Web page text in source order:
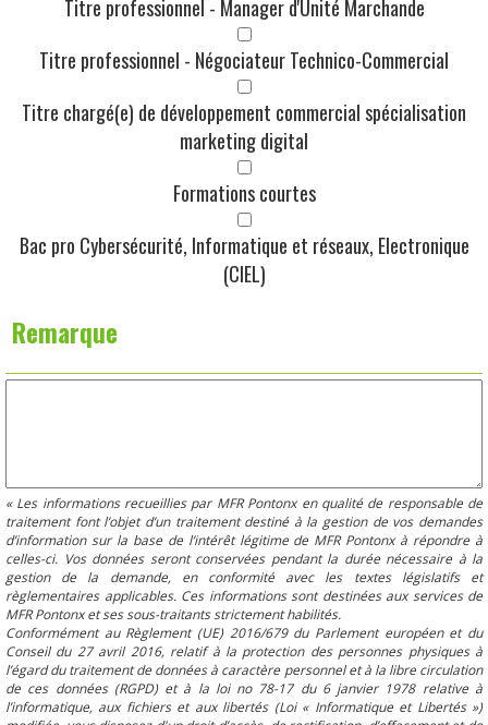
Titre professionnel - Manager d'Unité Marchande
Titre professionnel - Négociateur Technico-Commercial
Titre chargé(e) de développement commercial spécialisation
marketing digital
Formations courtes
Bac pro Cybersécurité, Informatique et réseaux, Electronique
(CIEL)
Remarque
« Les informations recueillies par MFR Pontonx en qualité de responsable de
traitement font l’objet d’un traitement destiné à la gestion de vos demandes
d’information sur la base de l’intérêt légitime de MFR Pontonx à répondre à
celles-ci. Vos données seront conservées pendant la durée nécessaire à la
gestion de la demande, en conformité avec les textes législatifs et
règlementaires applicables. Ces informations sont destinées aux services de
MFR Pontonx et ses sous-traitants strictement habilités.
Conformément au Règlement (UE) 2016/679 du Parlement européen et du
Conseil du 27 avril 2016, relatif à la protection des personnes physiques à
l’égard du traitement de données à caractère personnel et à la libre circulation
de ces données (RGPD) et à la loi no 78-17 du 6 janvier 1978 relative à
l’informatique, aux fichiers et aux libertés (Loi « Informatique et Libertés »)